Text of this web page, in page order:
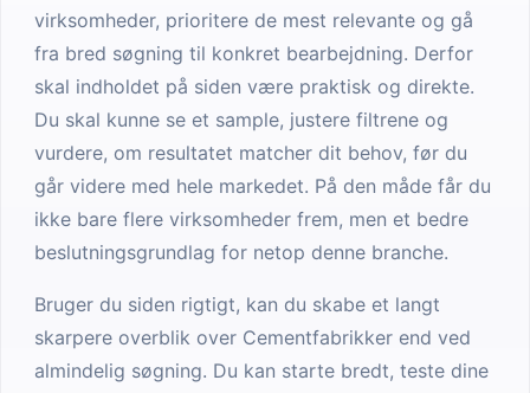
virksomheder, prioritere de mest relevante og gå
fra bred søgning til konkret bearbejdning. Derfor
skal indholdet på siden være praktisk og direkte.
Du skal kunne se et sample, justere filtrene og
vurdere, om resultatet matcher dit behov, før du
går videre med hele markedet. På den måde får du
ikke bare flere virksomheder frem, men et bedre
beslutningsgrundlag for netop denne branche.
Bruger du siden rigtigt, kan du skabe et langt
skarpere overblik over Cementfabrikker end ved
almindelig søgning. Du kan starte bredt, teste dine